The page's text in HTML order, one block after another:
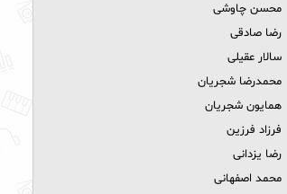
محسن چاوشی
رضا صادقی
سالار عقیلی
محمدرضا شجریان
همایون شجریان
فرزاد فرزین
رضا یزدانی
محمد اصفهانی